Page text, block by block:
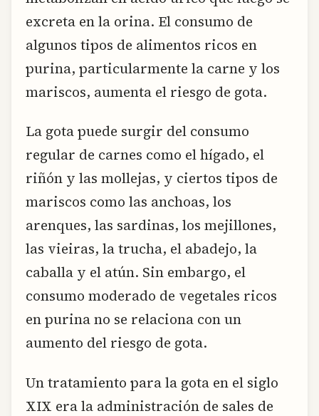
excreta en la orina. El consumo de
algunos tipos de alimentos ricos en
purina, particularmente la carne y los
mariscos, aumenta el riesgo de gota.
La gota puede surgir del consumo
regular de carnes como el hígado, el
riñón y las mollejas, y ciertos tipos de
mariscos como las anchoas, los
arenques, las sardinas, los mejillones,
las vieiras, la trucha, el abadejo, la
caballa y el atún. Sin embargo, el
consumo moderado de vegetales ricos
en purina no se relaciona con un
aumento del riesgo de gota.
Un tratamiento para la gota en el siglo
XIX era la administración de sales de